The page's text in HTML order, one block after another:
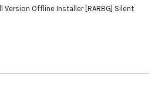
Offline Installer [RARBG] Silent